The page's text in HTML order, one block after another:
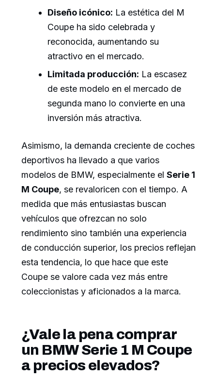
Diseño icónico: La estética del M
Coupe ha sido celebrada y
reconocida, aumentando su
atractivo en el mercado.
Limitada producción: La escasez
de este modelo en el mercado de
segunda mano lo convierte en una
inversión más atractiva.
Asimismo, la demanda creciente de coches
deportivos ha llevado a que varios
modelos de BMW, especialmente el Serie 1
M Coupe, se revaloricen con el tiempo. A
medida que más entusiastas buscan
vehículos que ofrezcan no solo
rendimiento sino también una experiencia
de conducción superior, los precios reflejan
esta tendencia, lo que hace que este
Coupe se valore cada vez más entre
coleccionistas y aficionados a la marca.
¿Vale la pena comprar
un BMW Serie 1 M Coupe
a precios elevados?